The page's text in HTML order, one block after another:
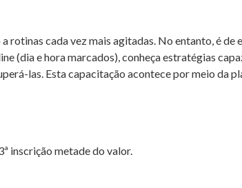
rotinas cada vez mais agitadas. No entanto, é
(dia e hora marcados), conheça estratégias
las. Esta capacitação acontece por meio da
inscrição metade do valor.